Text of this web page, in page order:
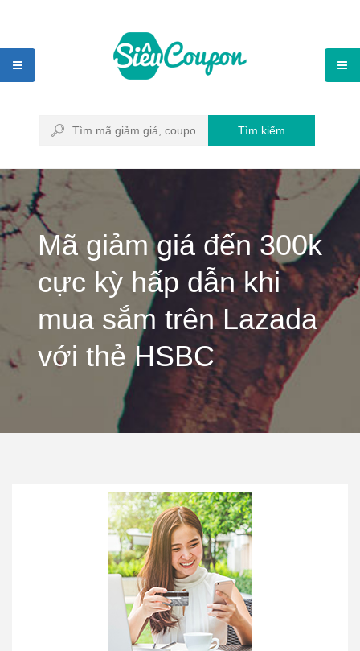
Tìm kiếm
Mã giảm giá đến 300k
cực kỳ hấp dẫn khi
mua sắm trên Lazada
với thẻ HSBC